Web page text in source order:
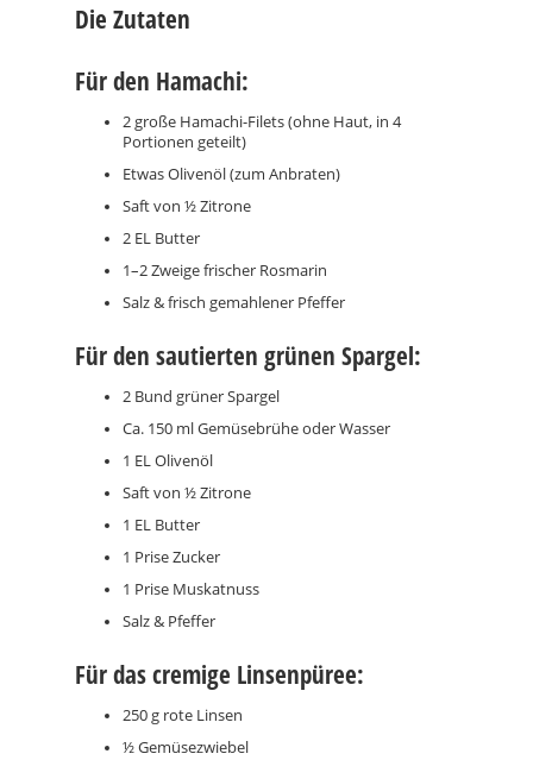
Die Zutaten
Für den Hamachi:
2 große Hamachi-Filets (ohne Haut, in 4
Portionen geteilt)
Etwas Olivenöl (zum Anbraten)
Saft von ½ Zitrone
2 EL Butter
1–2 Zweige frischer Rosmarin
Salz & frisch gemahlener Pfeffer
Für den sautierten grünen Spargel:
2 Bund grüner Spargel
Ca. 150 ml Gemüsebrühe oder Wasser
1 EL Olivenöl
Saft von ½ Zitrone
1 EL Butter
1 Prise Zucker
1 Prise Muskatnuss
Salz & Pfeffer
Für das cremige Linsenpüree:
250 g rote Linsen
½ Gemüsezwiebel